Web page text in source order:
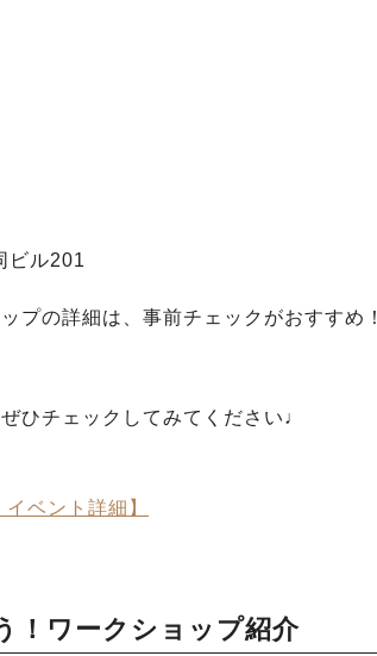
ビル201
プの詳細は、事前チェックがおすすめ！
ひチェックしてみてください♩
ベント詳細】
！ワークショップ紹介